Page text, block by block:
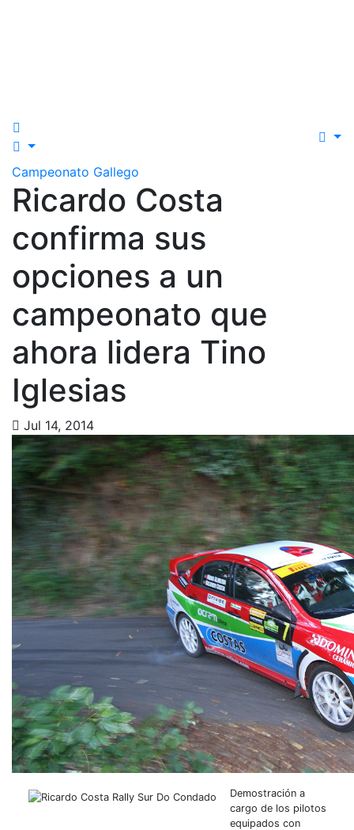
Campeonato Gallego
Ricardo Costa
confirma sus
opciones a un
campeonato que
ahora lidera Tino
Iglesias
Jul 14, 2014
Demostración a
cargo de los pilotos
equipados con